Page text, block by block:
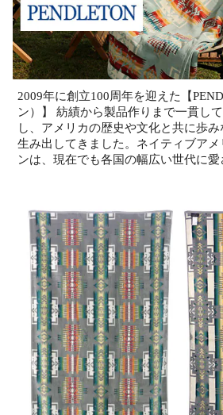
2009年に創立100周年を迎えた【
ン）】 紡績から製品作りまで一貫し
し、アメリカの歴史や文化と共に歩
生み出してきました。ネイティブア
ンは、現在でも各国の幅広い世代に愛